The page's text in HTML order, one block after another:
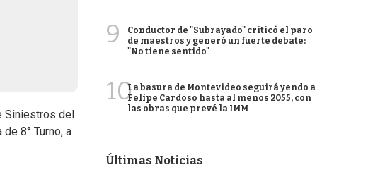
Siniestros del
8° Turno, a
9
Conductor de "Subrayado" criticó el paro
de maestros y generó un fuerte debate:
"No tiene sentido"
10La basura de Montevideo seguirá yendo a
Felipe Cardoso hasta al menos 2055, con
las obras que prevé la IMM
Últimas Noticias